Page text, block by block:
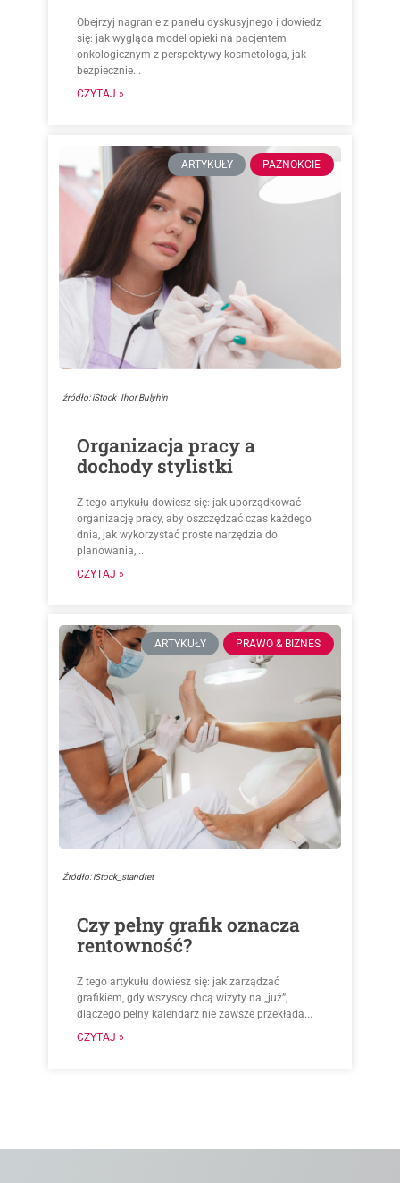
Obejrzyj nagranie z panelu dyskusyjnego i dowiedz
się: jak wygląda model opieki na pacjentem
onkologicznym z perspektywy kosmetologa, jak
bezpiecznie...
CZYTAJ »
ARTYKUŁY PAZNOKCIE
źródło: iStock_Ihor Bulyhin
Organizacja pracy a
dochody stylistki
Z tego artykułu dowiesz się: jak uporządkować
organizację pracy, aby oszczędzać czas każdego
dnia, jak wykorzystać proste narzędzia do
planowania,...
CZYTAJ »
ARTYKUŁY PRAWO & BIZNES
Źródło: iStock_standret
Czy pełny grafik oznacza
rentowność?
Z tego artykułu dowiesz się: jak zarządzać
grafikiem, gdy wszyscy chcą wizyty na „już”,
dlaczego pełny kalendarz nie zawsze przekłada...
CZYTAJ »